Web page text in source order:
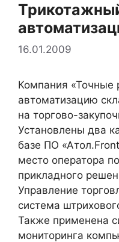
16.01.2009
Компания «Точные
автоматизацию
на торгово-
Установлены два
базе ПО
место оператора
прикладного
Управление
система
Также применена
мониторинга